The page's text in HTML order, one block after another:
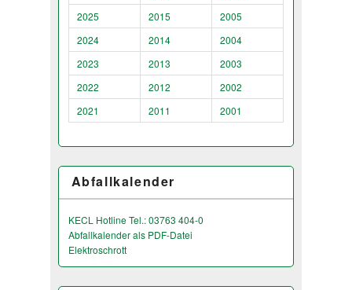
2025
2015
2005
2024
2014
2004
2023
2013
2003
2022
2012
2002
2021
2011 2001
Abfallkalender
KECL Hotline Tel.: 03763 404-0
Abfallkalender als PDF-Datei
Elektroschrott